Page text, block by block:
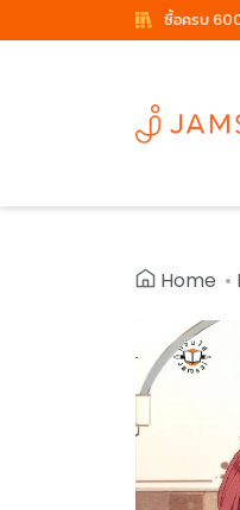
ซื้อครบ
Home